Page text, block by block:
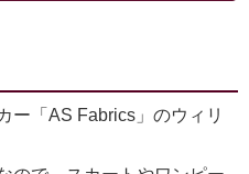
ー「AS Fabrics」のウィリ